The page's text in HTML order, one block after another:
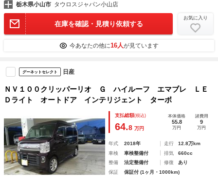
栃木県小山市 タウロスジャパン小山店
在庫を確認・見積り依頼する
お気に入り
今あなたの他に16人が見ています
グーネットセレクト 日産
ＮＶ１００クリッパーリオ Ｇ ハイルーフ エマブレ ＬＥ
Ｄライト オートドア インテリジェント ターボ
支払総額(税込)
64.8 万円
本体価格
55.8
万円
諸費用
9
万円
年式 2018年 走行
12.8万km
車検
車検整備付 排気
660cc
整備
法定整備付 修復
あり
保証
保証付 (1ヶ月・1000km)